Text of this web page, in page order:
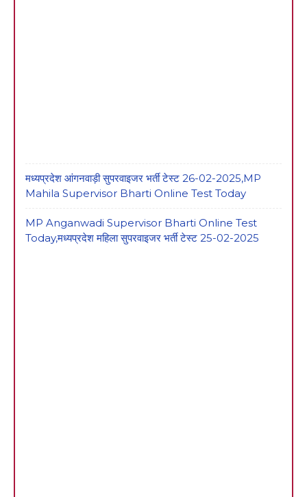
मध्यप्रदेश आंगनवाड़ी सुपरवाइजर भर्ती टेस्ट 26-02-2025,MP
Mahila Supervisor Bharti Online Test Today
MP Anganwadi Supervisor Bharti Online Test
Today,मध्यप्रदेश महिला सुपरवाइजर भर्ती टेस्ट 25-02-2025